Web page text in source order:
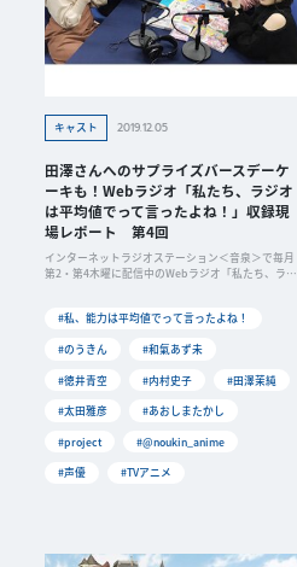
キャスト 2019.12.05
田澤さんへのサプライズバースデーケ
ーキも！Webラジオ「私たち、ラジオ
は平均値でって言ったよね！」収録現
場レポート 第4回
インターネットラジオステーション＜音泉＞で毎月
第2・第4木曜に配信中のWebラジオ「私たち、ラジ
#私、能力は平均値でって言ったよね！
#のうきん
#和氣あず未
#徳井青空
#内村史子
#田澤茉純
#太田雅彦
#あおしまたかし
#project
#@noukin_anime
#声優
#TVアニメ